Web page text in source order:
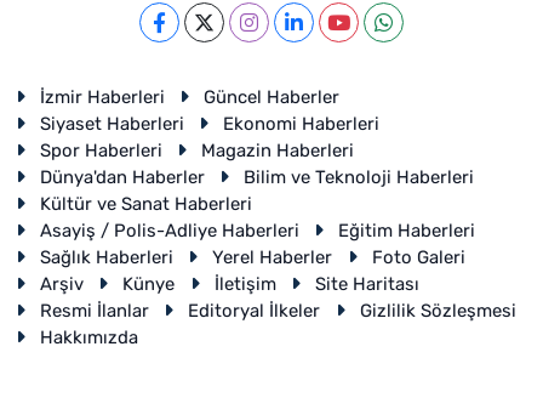
İzmir Haberleri
Güncel Haberler
Siyaset Haberleri
Ekonomi Haberleri
Spor Haberleri
Magazin Haberleri
Dünya'dan Haberler
Bilim ve Teknoloji Haberleri
Kültür ve Sanat Haberleri
Asayiş / Polis-Adliye Haberleri
Eğitim Haberleri
Sağlık Haberleri
Yerel Haberler
Foto Galeri
Arşiv
Künye İletişim
Site Haritası
Resmi İlanlar
Editoryal İlkeler
Gizlilik Sözleşmesi
Hakkımızda